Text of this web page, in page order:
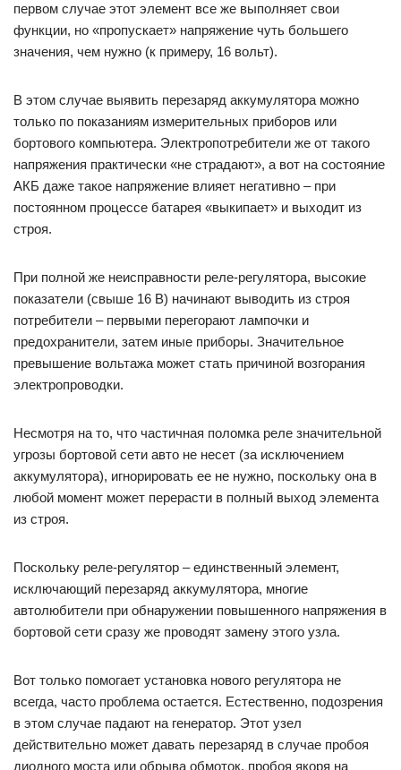
первом случае этот элемент все же выполняет свои
функции, но «пропускает» напряжение чуть большего
значения, чем нужно (к примеру, 16 вольт).
В этом случае выявить перезаряд аккумулятора можно
только по показаниям измерительных приборов или
бортового компьютера. Электропотребители же от такого
напряжения практически «не страдают», а вот на состояние
АКБ даже такое напряжение влияет негативно – при
постоянном процессе батарея «выкипает» и выходит из
строя.
При полной же неисправности реле-регулятора, высокие
показатели (свыше 16 В) начинают выводить из строя
потребители – первыми перегорают лампочки и
предохранители, затем иные приборы. Значительное
превышение вольтажа может стать причиной возгорания
электропроводки.
Несмотря на то, что частичная поломка реле значительной
угрозы бортовой сети авто не несет (за исключением
аккумулятора), игнорировать ее не нужно, поскольку она в
любой момент может перерасти в полный выход элемента
из строя.
Поскольку реле-регулятор – единственный элемент,
исключающий перезаряд аккумулятора, многие
автолюбители при обнаружении повышенного напряжения в
бортовой сети сразу же проводят замену этого узла.
Вот только помогает установка нового регулятора не
всегда, часто проблема остается. Естественно, подозрения
в этом случае падают на генератор. Этот узел
действительно может давать перезаряд в случае пробоя
диодного моста или обрыва обмоток, пробоя якоря на